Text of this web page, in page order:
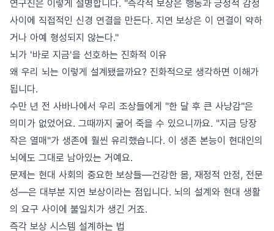
연구진은 이렇게 설명합니다. "즉각적 보상은 행동과 긍정적 감정
사이에 직접적인 신경 연결을 만든다. 지연 보상은 이 연결이 약하
거나 아예 형성되지 않는다."
뇌가 '바로 지금'을 선호하는 진화적 이유
왜 우리 뇌는 이렇게 설계됐을까요? 진화적으로 생각하면 이해가
됩니다.
수만 년 전 사바나에서 우리 조상들에게 "한 달 후 큰 사냥감"은
의미가 없었어요. 그때까지 굶어 죽을 수 있으니까요. "지금 당장
작은 열매"가 생존에 훨씬 유리했습니다. 이 생존 본능이 현대인의
뇌에도 그대로 남아있는 거예요.
문제는 현대 사회의 중요한 보상들—건강한 몸, 재정적 안정, 전문
성—은 대부분 지연 보상이라는 점입니다. 뇌의 설계와 현대 생활
의 요구 사이에 불일치가 생긴 거죠.
즉각 보상 시스템 설계하는 법